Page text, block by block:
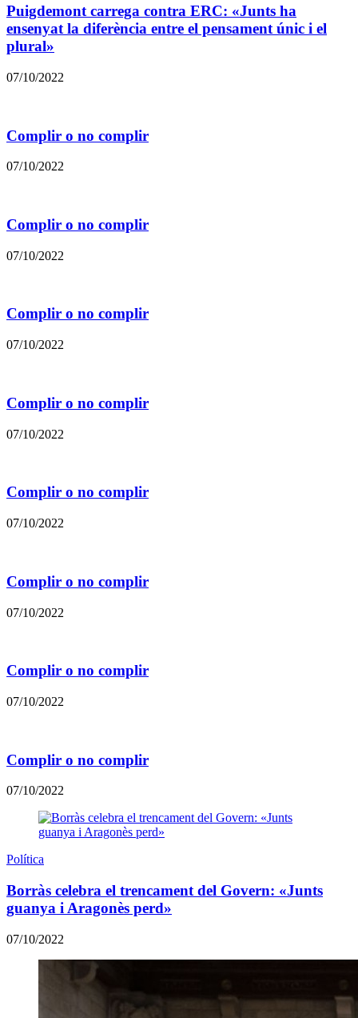
Puigdemont carrega contra ERC: «Junts ha
ensenyat la diferència entre el pensament únic i el
plural»
07/10/2022
Complir o no complir
07/10/2022
Complir o no complir
07/10/2022
Complir o no complir
07/10/2022
Complir o no complir
07/10/2022
Complir o no complir
07/10/2022
Complir o no complir
07/10/2022
Complir o no complir
07/10/2022
Complir o no complir
07/10/2022
Política
Borràs celebra el trencament del Govern: «Junts
guanya i Aragonès perd»
07/10/2022